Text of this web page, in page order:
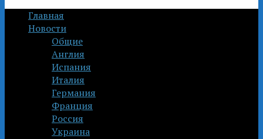
Главная
Новости
Общие
Англия
Испания
Италия
Германия
Франция
Россия
Украина